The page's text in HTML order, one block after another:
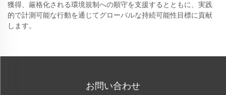
獲得、厳格化される環境規制への順守を支援するとともに、実践
的で計測可能な行動を通じてグローバルな持続可能性目標に貢献
します。
お問い合わせ